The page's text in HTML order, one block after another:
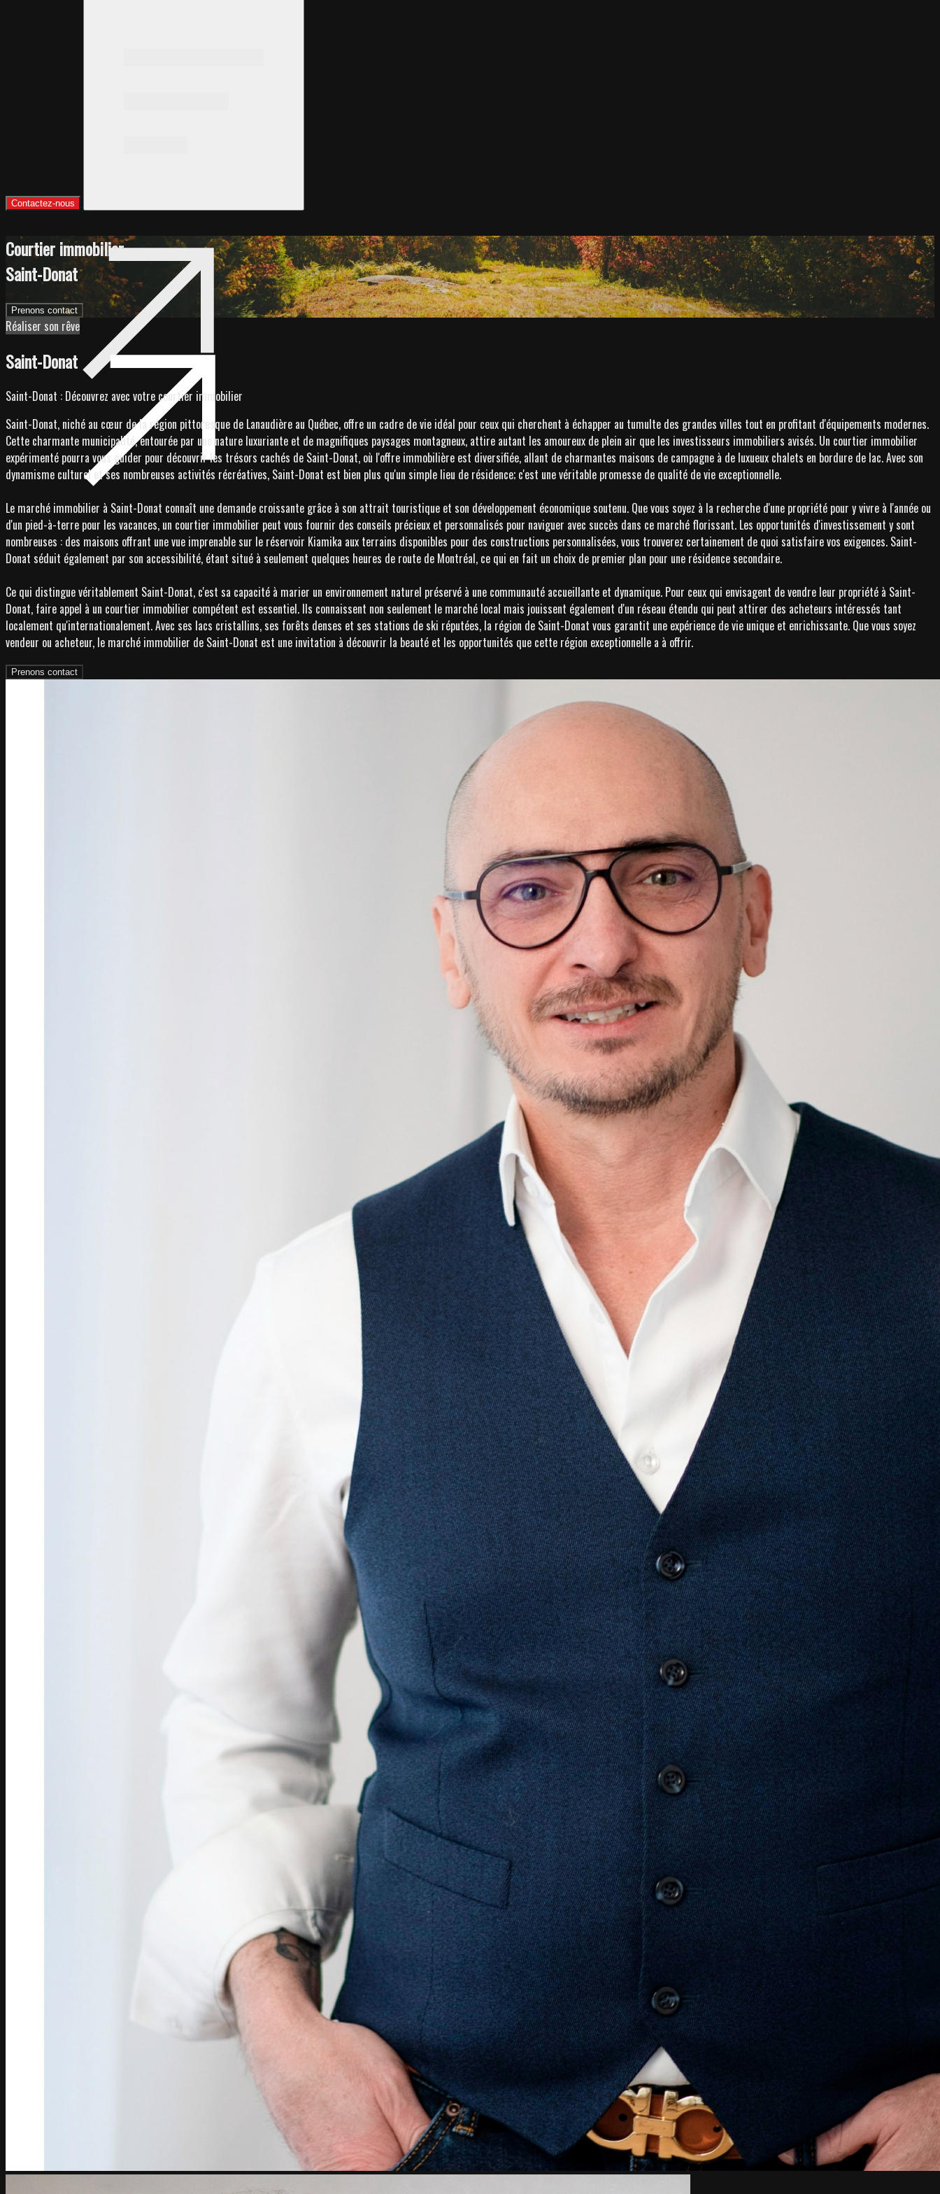
Contactez-nous
Courtier immobilier
Saint-Donat
Prenons contact
Réaliser son rêve
Saint-Donat
Saint-Donat : Découvrez avec votre courtier immobilier
Saint-Donat, niché au cœur de la région pittoresque de Lanaudière au Québec, offre un cadre de vie idéal pour ceux qui cherchent à échapper au tumulte des grandes villes tout en profitant d'équipements modernes.
Cette charmante municipalité, entourée par une nature luxuriante et de magnifiques paysages montagneux, attire autant les amoureux de plein air que les investisseurs immobiliers avisés. Un courtier immobilier
expérimenté pourra vous guider pour découvrir les trésors cachés de Saint-Donat, où l'offre immobilière est diversifiée, allant de charmantes maisons de campagne à de luxueux chalets en bordure de lac. Avec son
dynamisme culturel et ses nombreuses activités récréatives, Saint-Donat est bien plus qu'un simple lieu de résidence; c'est une véritable promesse de qualité de vie exceptionnelle.
Le marché immobilier à Saint-Donat connaît une demande croissante grâce à son attrait touristique et son développement économique soutenu. Que vous soyez à la recherche d'une propriété pour y vivre à l'année ou
d'un pied-à-terre pour les vacances, un courtier immobilier peut vous fournir des conseils précieux et personnalisés pour naviguer avec succès dans ce marché florissant. Les opportunités d'investissement y sont
nombreuses : des maisons offrant une vue imprenable sur le réservoir Kiamika aux terrains disponibles pour des constructions personnalisées, vous trouverez certainement de quoi satisfaire vos exigences. Saint-
Donat séduit également par son accessibilité, étant situé à seulement quelques heures de route de Montréal, ce qui en fait un choix de premier plan pour une résidence secondaire.
Ce qui distingue véritablement Saint-Donat, c'est sa capacité à marier un environnement naturel préservé à une communauté accueillante et dynamique. Pour ceux qui envisagent de vendre leur propriété à Saint-
Donat, faire appel à un courtier immobilier compétent est essentiel. Ils connaissent non seulement le marché local mais jouissent également d'un réseau étendu qui peut attirer des acheteurs intéressés tant
localement qu'internationalement. Avec ses lacs cristallins, ses forêts denses et ses stations de ski réputées, la région de Saint-Donat vous garantit une expérience de vie unique et enrichissante. Que vous soyez
vendeur ou acheteur, le marché immobilier de Saint-Donat est une invitation à découvrir la beauté et les opportunités que cette région exceptionnelle a à offrir.
Prenons contact